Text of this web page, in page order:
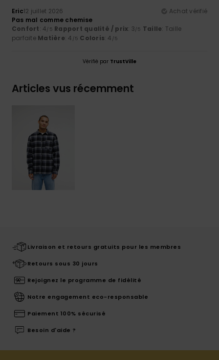
Eric12 juillet 2026
Achat vérifié
Pas mal comme chemise
Confort: 4/5 Rapport qualité / prix: 3/5 Taille: Taille
parfaite Matière: 4 /5 Coloris: 4 /5
Vérifié par TrustVille
Articles vus récemment
Livraison et retours gratuits pour les membres
Retours sous 30 jours
Rejoignez le programme de fidélité
Notre engagement eco-responsable
Paiement 100% sécurisé
Besoin d'aide ?